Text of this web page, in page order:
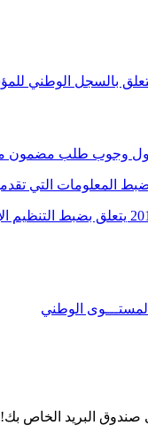
صندوق البريد الخاص بك!